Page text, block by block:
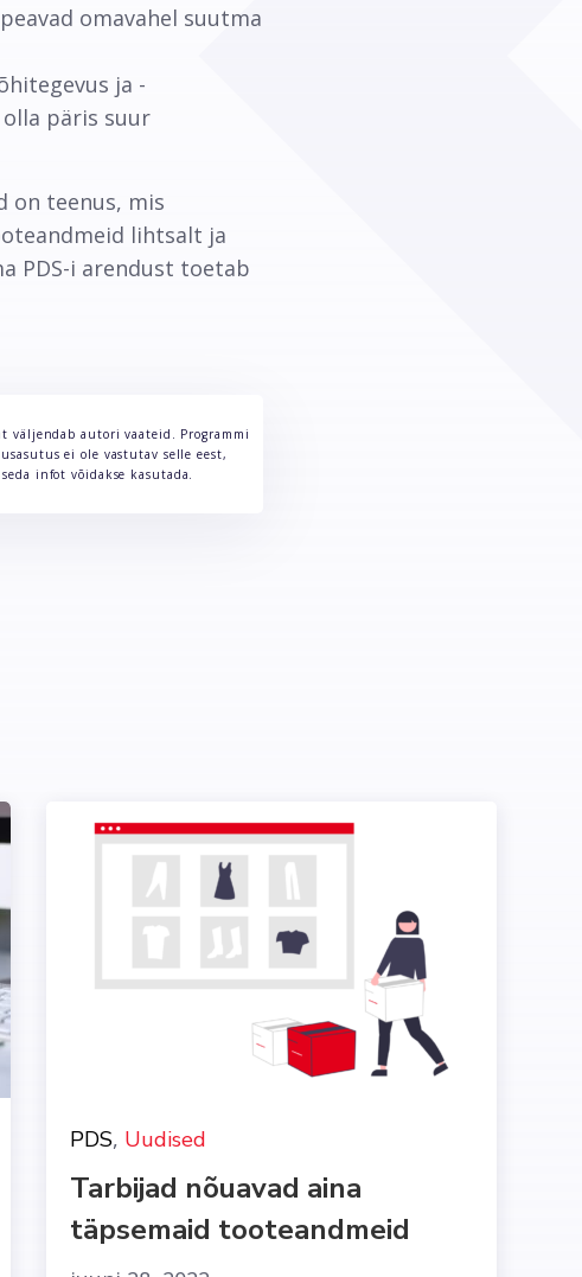
omavahel suutma
ja -
päris suur
on teenus, mis
lihtsalt ja
PDS-i arendust toetab
väljendab autori vaateid. Programmi
ei ole vastutav selle eest,
infot võidakse kasutada.
PDS, Uudised
Tarbijad nõuavad aina
täpsemaid tooteandmeid